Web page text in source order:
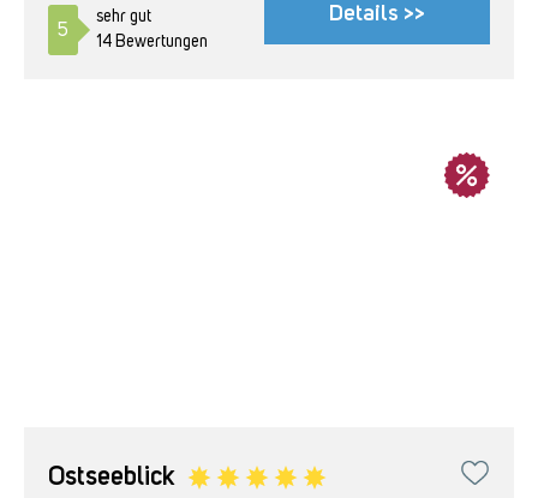
5
sehr gut
14 Bewertungen
Details >>
Ostseeblick